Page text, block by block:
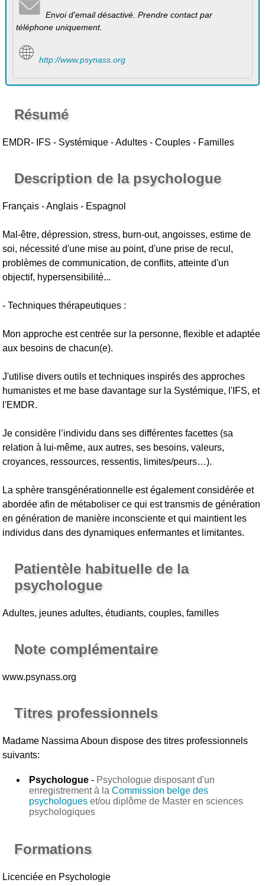
Envoi d'email désactivé. Prendre contact par
téléphone uniquement.
http://www.psynass.org
Résumé
EMDR- IFS - Systémique - Adultes - Couples - Familles
Description de la psychologue
Français - Anglais - Espagnol
Mal-être, dépression, stress, burn-out, angoisses, estime de
soi, nécessité d'une mise au point, d'une prise de recul,
problèmes de communication, de conflits, atteinte d'un
objectif, hypersensibilité...
- Techniques thérapeutiques :
Mon approche est centrée sur la personne, flexible et adaptée
aux besoins de chacun(e).
J'utilise divers outils et techniques inspirés des approches
humanistes et me base davantage sur la Systémique, l'IFS, et
l'EMDR.
Je considère l’individu dans ses différentes facettes (sa
relation à lui-même, aux autres, ses besoins, valeurs,
croyances, ressources, ressentis, limites/peurs…).
La sphère transgénérationnelle est également considérée et
abordée afin de métaboliser ce qui est transmis de génération
en génération de manière inconsciente et qui maintient les
individus dans des dynamiques enfermantes et limitantes.
Patientèle habituelle de la
psychologue
Adultes, jeunes adultes, étudiants, couples, familles
Note complémentaire
www.psynass.org
Titres professionnels
Madame Nassima Aboun dispose des titres professionnels
suivants:
Psychologue - Psychologue disposant d'un
enregistrement à laCommission belge des
psychologues et/ou diplôme de Master en sciences
psychologiques
Formations
Licenciée en Psychologie